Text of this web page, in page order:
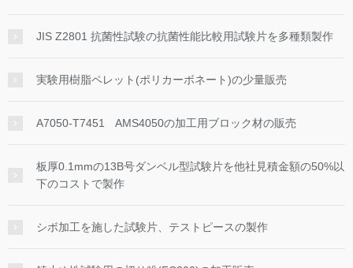
JIS Z2801 抗菌性試験の抗菌性能比較用試験片を多種類製作
実験用樹脂ペレット(ポリカーボネート)の少量販売
A7050-T7451 AMS4050の加工用ブロック材の販売
板厚0.1mmの13B号ダンベル型試験片を他社見積金額の50%以
下のコストで製作
シボ加工を施した試験片、テストピースの製作